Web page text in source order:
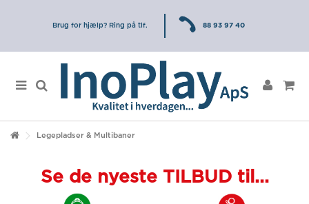
Brug for hjælp? Ring på tlf. 88 93 97 40
Legepladser & Multibaner
Se de nyeste TILBUD til...